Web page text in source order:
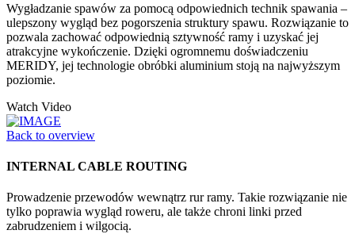
Wygładzanie spawów za pomocą odpowiednich technik spawania –
ulepszony wygląd bez pogorszenia struktury spawu. Rozwiązanie to
pozwala zachować odpowiednią sztywność ramy i uzyskać jej
atrakcyjne wykończenie. Dzięki ogromnemu doświadczeniu
MERIDY, jej technologie obróbki aluminium stoją na najwyższym
poziomie.
Watch Video
Back to overview
INTERNAL CABLE ROUTING
Prowadzenie przewodów wewnątrz rur ramy. Takie rozwiązanie nie
tylko poprawia wygląd roweru, ale także chroni linki przed
zabrudzeniem i wilgocią.